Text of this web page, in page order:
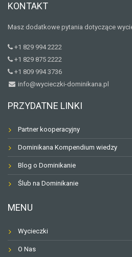
KONTAKT
Masz dodatkowe pytania dotyczące
+1 829 994 2222
+1 829 875 2222
+1 809 994 3736
info@wycieczki-dominikana.pl
PRZYDATNE LINKI
Partner kooperacyjny
Dominikana Kompendium wiedzy
Blog o Dominikanie
Ślub na Dominikanie
MENU
Wycieczki
O Nas